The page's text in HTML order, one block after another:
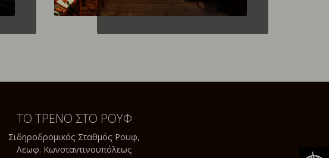
ΤΟ ΤΡΕΝΟ ΣΤΟ ΡΟΥΦ
Σιδηροδρομικός Σταθμός Ρουφ,
Λεωφ. Κωνσταντινουπόλεως